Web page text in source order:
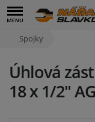
Spojky
Úhlová
18 x 1/2" AG